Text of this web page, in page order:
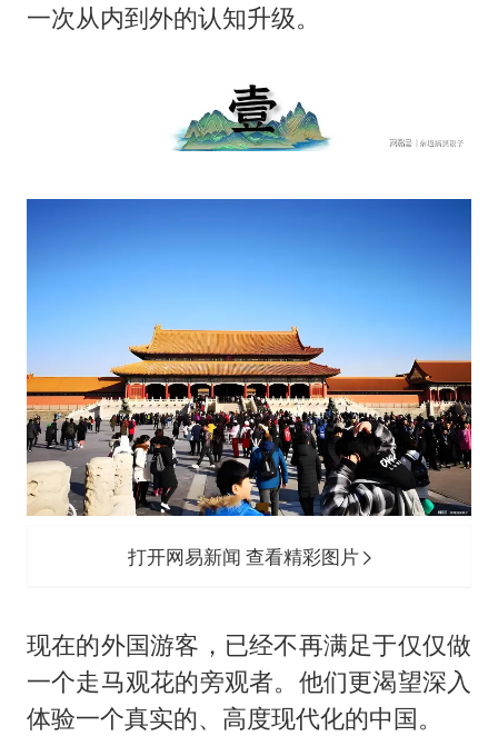
一次从内到外的认知升级。
打开网易新闻 查看精彩图片
现在的外国游客，已经不再满足于仅仅做
一个走马观花的旁观者。他们更渴望深入
体验一个真实的、高度现代化的中国。